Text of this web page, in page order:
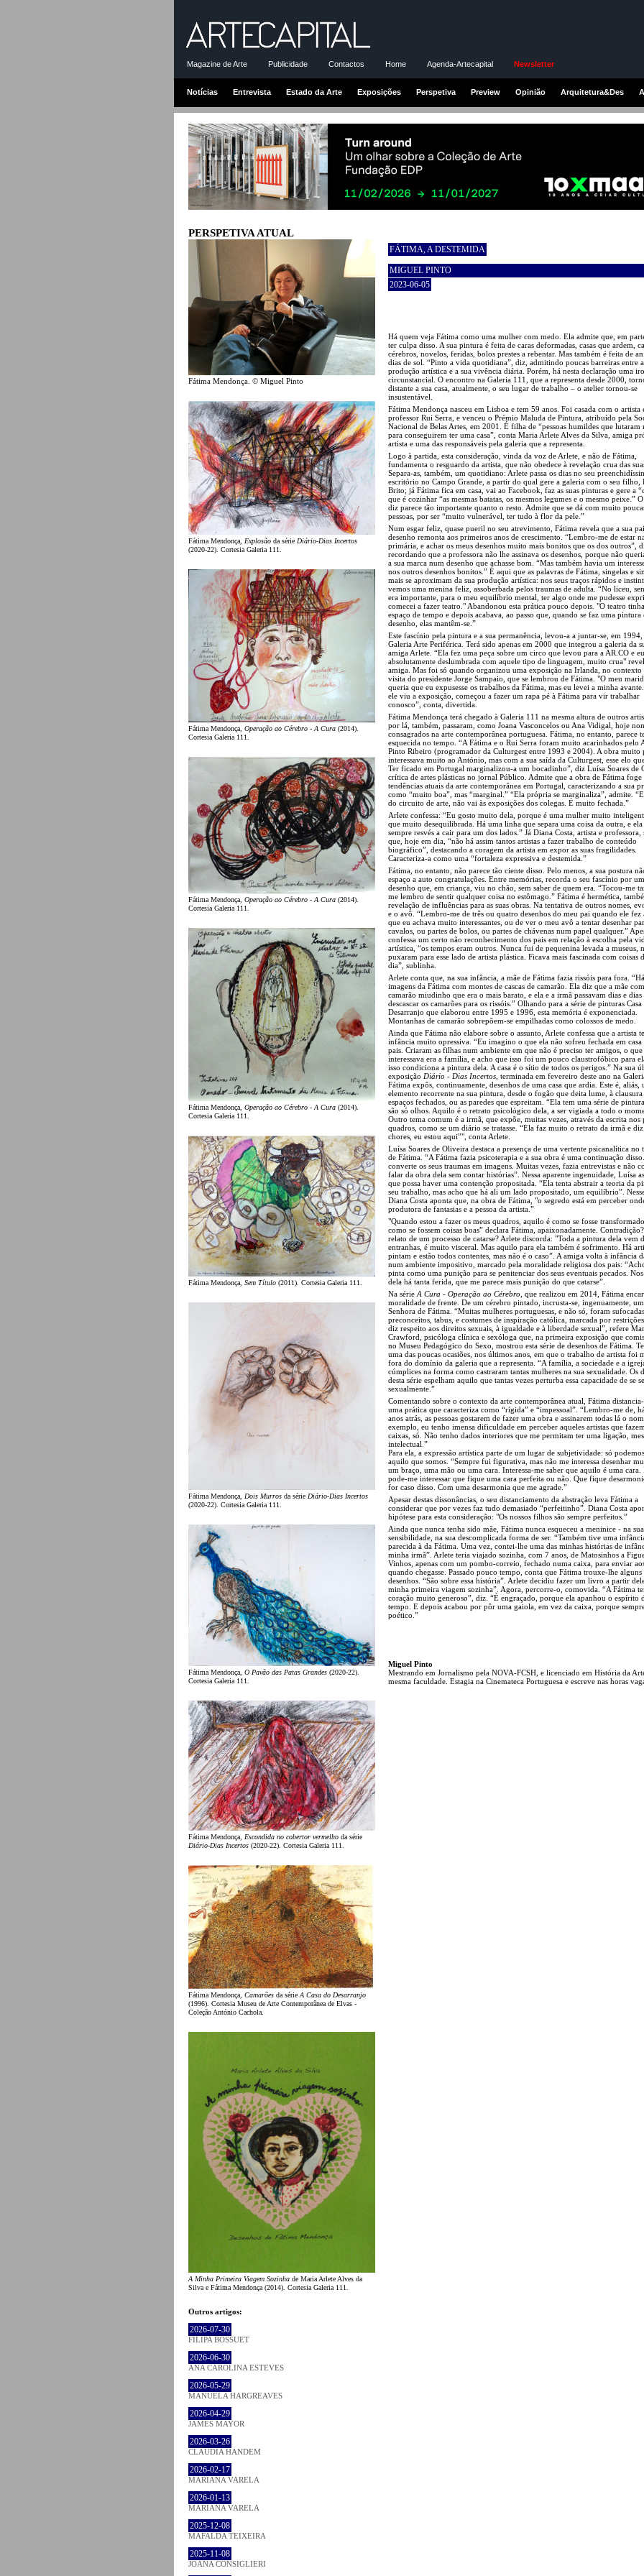
Magazine de Arte Publicidade Contactos Home Agenda-Artecapital Newsletter
Notícias Entrevista Estado da Arte Exposições Perspetiva Preview Opinião Arquitetura&Des
PERSPETIVA ATUAL
Fátima Mendonça. © Miguel Pinto
Fátima Mendonça, Explosão da série Diário-Dias Incertos
(2020-22). Cortesia Galeria 111.
Fátima Mendonça, Operação ao Cérebro - A Cura (2014).
Cortesia Galeria 111.
Fátima Mendonça, Operação ao Cérebro - A Cura (2014).
Cortesia Galeria 111.
Fátima Mendonça, Operação ao Cérebro - A Cura (2014).
Cortesia Galeria 111.
Fátima Mendonça, Sem Título (2011). Cortesia Galeria 111.
Fátima Mendonça, Dois Murros da série Diário-Dias Incertos
(2020-22). Cortesia Galeria 111.
Fátima Mendonça, O Pavão das Patas Grandes (2020-22).
Cortesia Galeria 111.
Fátima Mendonça, Escondida no cobertor vermelho da série
Diário-Dias Incertos (2020-22). Cortesia Galeria 111.
Fátima Mendonça, Camarões da sérieA Casa do Desarranjo
(1996). Cortesia Museu de Arte Contemporânea de Elvas -
Coleção António Cachola.
A Minha Primeira Viagem Sozinha de Maria Arlete Alves da
Silva e Fátima Mendonça (2014). Cortesia Galeria 111.
Outros artigos:
2026-07-30
FILIPA BOSSUET
2026-06-30
ANA CAROLINA ESTEVES
2026-05-29
MANUELA HARGREAVES
2026-04-29
JAMES MAYOR
2026-03-26
CLÁUDIA HANDEM
2026-02-17
MARIANA VARELA
2026-01-13
MARIANA VARELA
2025-12-08
MAFALDA TEIXEIRA
2025-11-08
JOANA CONSIGLIERI
FÁTIMA, A DESTEMIDA
MIGUEL PINTO
2023-06-05
Há quem veja Fátima como uma mulher com medo. Ela admite que, em
ter culpa disso. A sua pintura é feita de caras deformadas, casas que ardem,
cérebros, novelos, feridas, bolos prestes a rebentar. Mas também é feita de
dias de sol. “Pinto a vida quotidiana”, diz, admitindo poucas barreiras entre
produção artística e a sua vivência diária. Porém, há nesta declaração uma
circunstancial. O encontro na Galeria 111, que a representa desde 2000,
distante a sua casa, atualmente, o seu lugar de trabalho – o atelier tornou-se
insustentável.
Fátima Mendonça nasceu em Lisboa e tem 59 anos. Foi casada com o artista
professor Rui Serra, e venceu o Prémio Maluda de Pintura, atribuído pela
Nacional de Belas Artes, em 2001. É filha de “pessoas humildes que lutaram
para conseguirem ter uma casa”, conta Maria Arlete Alves da Silva, amiga
artista e uma das responsáveis pela galeria que a representa.
Logo à partida, esta consideração, vinda da voz de Arlete, e não de Fátima,
fundamenta o resguardo da artista, que não obedece à revelação crua das
Separa-as, também, um quotidiano: Arlete passa os dias no seu
escritório no Campo Grande, a partir do qual gere a galeria com o seu filho,
Brito; já Fátima fica em casa, vai ao Facebook, faz as suas pinturas e gere a
que é cozinhar “as mesmas batatas, os mesmos legumes e o mesmo peixe.”
diz parece tão importante quanto o resto. Admite que se dá com muito
pessoas, por ser “muito vulnerável, ter tudo à flor da pele.”
Num esgar feliz, quase pueril no seu atrevimento, Fátima revela que a sua
desenho remonta aos primeiros anos de crescimento. “Lembro-me de estar
primária, e achar os meus desenhos muito mais bonitos que os dos outros”,
recordando que a professora não lhe assinava os desenhos, porque não
a sua marca num desenho que achasse bom. “Mas também havia um
nos outros desenhos bonitos.” É aqui que as palavras de Fátima, singelas e
mais se aproximam da sua produção artística: nos seus traços rápidos e
vemos uma menina feliz, assoberbada pelos traumas de adulta. “No liceu,
era importante, para o meu equilíbrio mental, ter algo onde me pudesse
comecei a fazer teatro." Abandonou esta prática pouco depois. "O teatro
espaço de tempo e depois acabava, ao passo que, quando se faz uma pintura
desenho, elas mantêm-se.”
Este fascínio pela pintura e a sua permanência, levou-a a juntar-se, em 1994,
Galeria Arte Periférica. Terá sido apenas em 2000 que integrou a galeria da
amiga Arlete. “Ela fez uma peça sobre um circo que levou para a AR.CO e
absolutamente deslumbrada com aquele tipo de linguagem, muito crua"
amiga. Mas foi só quando organizou uma exposição na Irlanda, no contexto
visita do presidente Jorge Sampaio, que se lembrou de Fátima. "O meu
queria que eu expusesse os trabalhos da Fátima, mas eu levei a minha
ele viu a exposição, começou a fazer um rapa pé à Fátima para vir trabalhar
conosco”, conta, divertida.
Fátima Mendonça terá chegado à Galeria 111 na mesma altura de outros
por lá, também, passaram, como Joana Vasconcelos ou Ana Vidigal, hoje
consagrados na arte contemporânea portuguesa. Fátima, no entanto, parece
esquecida no tempo. “A Fátima e o Rui Serra foram muito acarinhados pelo
Pinto Ribeiro (programador da Culturgest entre 1993 e 2004). A obra muito
interessava muito ao António, mas com a sua saída da Culturgest, esse elo
Ter ficado em Portugal marginalizou-a um bocadinho”, diz Luísa Soares de
crítica de artes plásticas no jornal Público. Admite que a obra de Fátima foge
tendências atuais da arte contemporânea em Portugal, caracterizando a sua
como “muito boa”, mas “marginal.” “Ela própria se marginaliza”, admite.
do circuito de arte, não vai às exposições dos colegas. É muito fechada.”
Arlete confessa: “Eu gosto muito dela, porque é uma mulher muito
que muito desequilibrada. Há uma linha que separa uma coisa da outra, e ela
sempre resvés a cair para um dos lados.” Já Diana Costa, artista e
que, hoje em dia, “não há assim tantos artistas a fazer trabalho de conteúdo
biográfico”, destacando a coragem da artista em expor as suas fragilidades.
Caracteriza-a como uma “fortaleza expressiva e destemida.”
Fátima, no entanto, não parece tão ciente disso. Pelo menos, a sua postura
espaço a auto congratulações. Entre memórias, recorda o seu fascínio por um
desenho que, em criança, viu no chão, sem saber de quem era. “Tocou-me
me lembro de sentir qualquer coisa no estômago.” Fátima é hermética,
revelação de influências para as suas obras. Na tentativa de outros nomes,
e o avô. “Lembro-me de três ou quatro desenhos do meu pai quando ele fez
que eu achava muito interessantes, ou de ver o meu avô a tentar desenhar
cavalos, ou partes de bolos, ou partes de chávenas num papel qualquer.”
confessa um certo não reconhecimento dos pais em relação à escolha pela
artística, “os tempos eram outros. Nunca fui de pequenina levada a museus,
puxaram para esse lado de artista plástica. Ficava mais fascinada com coisas
dia”, sublinha.
Arlete conta que, na sua infância, a mãe de Fátima fazia rissóis para fora. “Há
imagens da Fátima com montes de cascas de camarão. Ela diz que a mãe
camarão miudinho que era o mais barato, e ela e a irmã passavam dias e dias
descascar os camarões para os rissóis.” Olhando para a série de pinturas Casa
Desarranjo que elaborou entre 1995 e 1996, esta memória é exponenciada.
Montanhas de camarão sobrepõem-se empilhadas como colossos de medo.
Ainda que Fátima não elabore sobre o assunto, Arlete confessa que a artista
infância muito opressiva. “Eu imagino o que ela não sofreu fechada em casa
pais. Criaram as filhas num ambiente em que não é preciso ter amigos, o que
interessava era a família, e acho que isso foi um pouco claustrofóbico para
isso condiciona a pintura dela. A casa é o sítio de todos os perigos.” Na sua
exposição Diário - Dias Incertos , terminada em fevereiro deste ano na
Fátima expôs, continuamente, desenhos de uma casa que ardia. Este é, aliás,
elemento recorrente na sua pintura, desde o fogão que deita lume, à clausura
espaços fechados, ou as paredes que espreitam. “Ela tem uma série de
são só olhos. Aquilo é o retrato psicológico dela, a ser vigiada a todo o
Outro tema comum é a irmã, que expõe, muitas vezes, através da escrita nos
quadros, como se um diário se tratasse. “Ela faz muito o retrato da irmã e
chores, eu estou aqui”", conta Arlete.
Luísa Soares de Oliveira destaca a presença de uma vertente psicanalítica no
de Fátima. “A Fátima fazia psicoterapia e a sua obra é uma continuação
converte os seus traumas em imagens. Muitas vezes, fazia entrevistas e não
falar da obra dela sem contar histórias”. Nessa aparente ingenuidade, Luísa
que possa haver uma contenção propositada. “Ela tenta abstrair a teoria da
seu trabalho, mas acho que há ali um lado propositado, um equilíbrio”.
Diana Costa aponta que, na obra de Fátima, "o segredo está em perceber
produtora de fantasias e a pessoa da artista.”
"Quando estou a fazer os meus quadros, aquilo é como se fosse
como se fossem coisas boas” declara Fátima, apaixonadamente.
relato de um processo de catarse? Arlete discorda: "Toda a pintura dela vem
entranhas, é muito visceral. Mas aquilo para ela também é sofrimento. Há
pintam e estão todos contentes, mas não é o caso”. A amiga volta à infância
num ambiente impositivo, marcado pela moralidade religiosa dos pais:
pinta como uma punição para se penitenciar dos seus eventuais pecados.
dela há tanta ferida, que me parece mais punição do que catarse”.
Na série A Cura - Operação ao Cérebro , que realizou em 2014, Fátima
moralidade de frente. De um cérebro pintado, incrusta-se, ingenuamente,
Senhora de Fátima. “Muitas mulheres portuguesas, e não só, foram
preconceitos, tabus, e costumes de inspiração católica, marcada por
diz respeito aos direitos sexuais, à igualdade e à liberdade sexual”, refere
Crawford, psicóloga clínica e sexóloga que, na primeira exposição que
no Museu Pedagógico do Sexo, mostrou esta série de desenhos de Fátima.
uma das poucas ocasiões, nos últimos anos, em que o trabalho de artista foi
fora do domínio da galeria que a representa. “A família, a sociedade e a
cúmplices na forma como castraram tantas mulheres na sua sexualidade. Os
desta série espelham aquilo que tantas vezes perturba essa capacidade de se
sexualmente.”
Comentando sobre o contexto da arte contemporânea atual, Fátima
uma prática que caracteriza como “rígida” e “impessoal”. “Lembro-me de,
anos atrás, as pessoas gostarem de fazer uma obra e assinarem todas lá o
exemplo, eu tenho imensa dificuldade em perceber aqueles artistas que
caixas, só. Não tenho dados interiores que me permitam ter uma ligação,
intelectual.”
Para ela, a expressão artística parte de um lugar de subjetividade: só
aquilo que somos. “Sempre fui figurativa, mas não me interessa desenhar
um braço, uma mão ou uma cara. Interessa-me saber que aquilo é uma cara.
pode-me interessar que fique uma cara perfeita ou não. Que fique
for caso disso. Com uma desarmonia que me agrade.”
Apesar destas dissonâncias, o seu distanciamento da abstração leva Fátima a
considerar que por vezes faz tudo demasiado “perfeitinho”. Diana Costa
hipótese para esta consideração: "Os nossos filhos são sempre perfeitos.”
Ainda que nunca tenha sido mãe, Fátima nunca esqueceu a meninice - na sua
sensibilidade, na sua descomplicada forma de ser. “Também tive uma
parecida à da Fátima. Uma vez, contei-lhe uma das minhas histórias de
minha irmã”. Arlete teria viajado sozinha, com 7 anos, de Matosinhos a
Vinhos, apenas com um pombo-correio, fechado numa caixa, para enviar
quando chegasse. Passado pouco tempo, conta que Fátima trouxe-lhe alguns
desenhos. “São sobre essa história”. Arlete decidiu fazer um livro a partir
minha primeira viagem sozinha”. Agora, percorre-o, comovida. “A Fátima
coração muito generoso”, diz. “É engraçado, porque ela apanhou o espírito
tempo. E depois acabou por pôr uma gaiola, em vez da caixa, porque
poético."
Miguel Pinto
Mestrando em Jornalismo pela NOVA-FCSH, e licenciado em História da
mesma faculdade. Estagia na Cinemateca Portuguesa e escreve nas horas